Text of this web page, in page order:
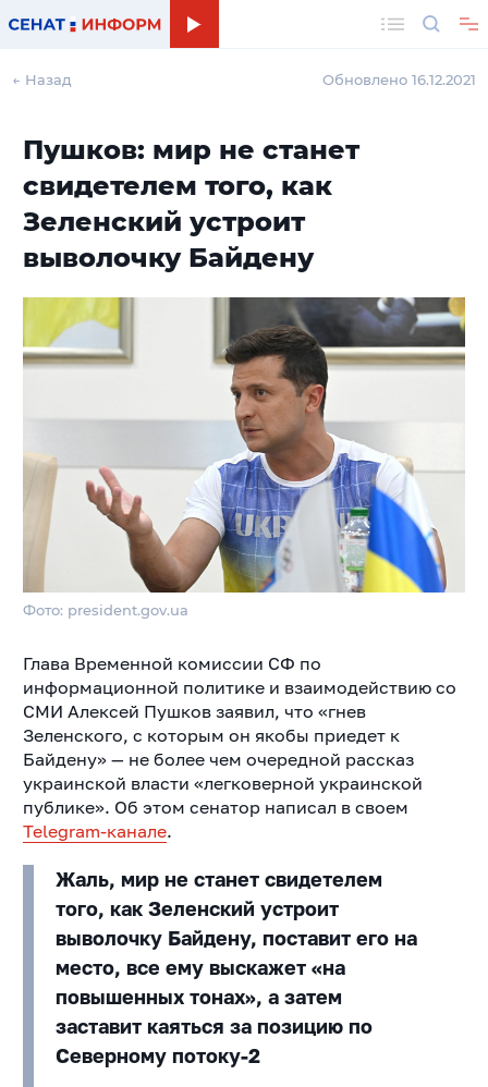
← Назад Обновлено 16.12.2021
Пушков: мир не станет
свидетелем того, как
Зеленский устроит
выволочку Байдену
Фото: president.gov.ua
Глава Временной комиссии СФ по
информационной политике и взаимодействию со
СМИ Алексей Пушков заявил, что «гнев
Зеленского, с которым он якобы приедет к
Байдену» — не более чем очередной рассказ
украинской власти «легковерной украинской
публике». Об этом сенатор написал в своем
Telegram-канале.
Жаль, мир не станет свидетелем
того, как Зеленский устроит
выволочку Байдену, поставит его на
место, все ему выскажет «на
повышенных тонах», а затем
заставит каяться за позицию по
Северному потоку-2